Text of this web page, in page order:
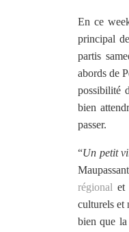
En ce
principal
partis
abords de
possibilité
bien
passer.
“Un petit
régional et
culturels et
bien que la